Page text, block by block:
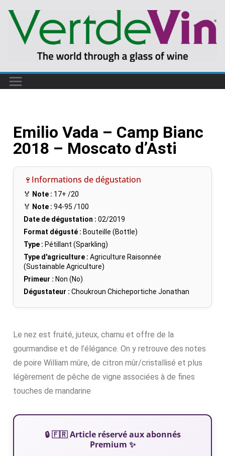
Emilio Vada – Camp Bianc
2018 – Moscato d’Asti
🍷Informations de dégustation
🏅 Note : 17+ /20
🏅 Note : 94-95 /100
Date de dégustation : 02/2019
Format dégusté : Bouteille (Bottle)
Type : Pétillant (Sparkling)
Type d'agriculture : Agriculture Raisonnée
(Sustainable Agriculture)
Primeur : Non (No)
Dégustateur : Choukroun Chicheportiche Jonathan
Le nez est fruité, juteux, charnu et offre de la
gourmandise et de l’élégance. On y retrouve des notes
de poire William mûre, de citron mûr/cristallisé et plus
légèrement de pêche de vigne associées à de fines
touches de mandarine
🔒 🇫🇷 Article réservé aux abonnés
Premium ✨